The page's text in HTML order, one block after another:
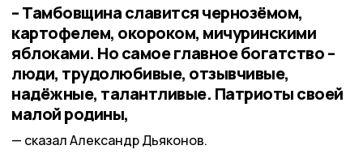
– Тамбовщина славится чернозёмом,
картофелем, окороком, мичуринскими
яблоками. Но самое главное богатство –
люди, трудолюбивые, отзывчивые,
надёжные, талантливые. Патриоты своей
малой родины,
сказал Александр Дьяконов.